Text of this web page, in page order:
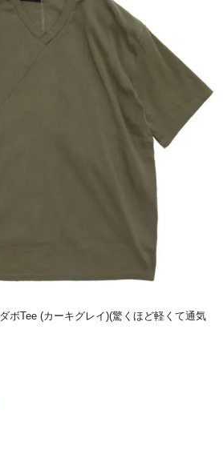
ボTee (カーキグレイ)(驚くほど軽くて通気